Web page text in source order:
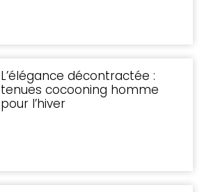
L’élégance décontractée :
tenues cocooning homme
pour l’hiver